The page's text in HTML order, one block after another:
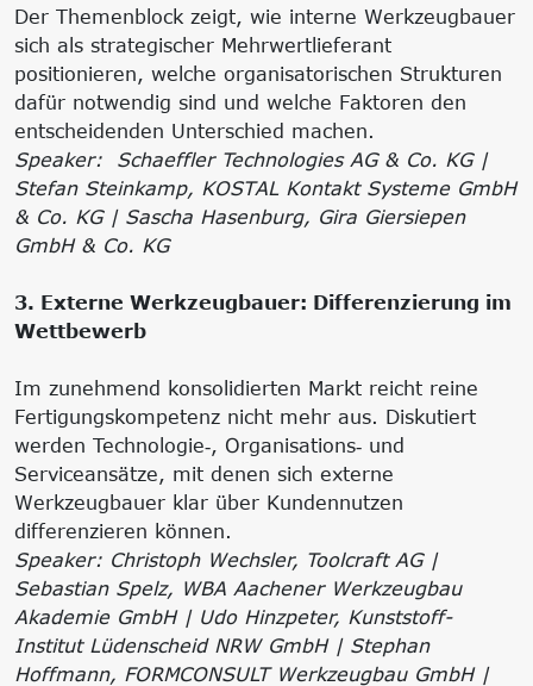
Der Themenblock zeigt, wie interne Werkzeugbauer
sich als strategischer Mehrwertlieferant
positionieren, welche organisatorischen Strukturen
dafür notwendig sind und welche Faktoren den
entscheidenden Unterschied machen.
Speaker: Schaeffler Technologies AG & Co. KG |
Stefan Steinkamp, KOSTAL Kontakt Systeme GmbH
& Co. KG | Sascha Hasenburg, Gira Giersiepen
GmbH & Co. KG
3. Externe Werkzeugbauer: Differenzierung im
Wettbewerb
Im zunehmend konsolidierten Markt reicht reine
Fertigungskompetenz nicht mehr aus. Diskutiert
werden Technologie‑, Organisations‑ und
Serviceansätze, mit denen sich externe
Werkzeugbauer klar über Kundennutzen
differenzieren können.
Speaker: Christoph Wechsler, Toolcraft AG |
Sebastian Spelz, WBA Aachener Werkzeugbau
Akademie GmbH | Udo Hinzpeter, Kunststoff-
Institut Lüdenscheid NRW GmbH | Stephan
Hoffmann, FORMCONSULT Werkzeugbau GmbH |